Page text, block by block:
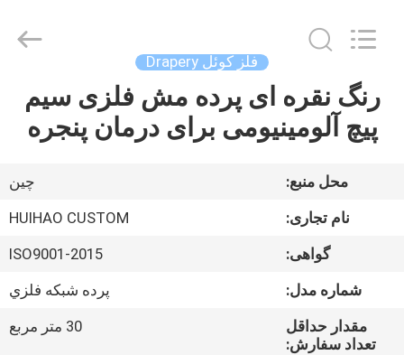
خونه
محصولات
درباره
بازدید
Hardware
Reserved.
فلز کوئل Drapery
رنگ نقره ای پرده مش فلزی سیم
پیچ آلومینیومی برای درمان پنجره
محل منبع:
چین
نام تجاری:
HUIHAO CUSTOM
گواهی:
ISO9001-2015
شماره مدل:
پرده شبكه فلزي
مقدار حداقل
تعداد سفارش:
30 متر مربع